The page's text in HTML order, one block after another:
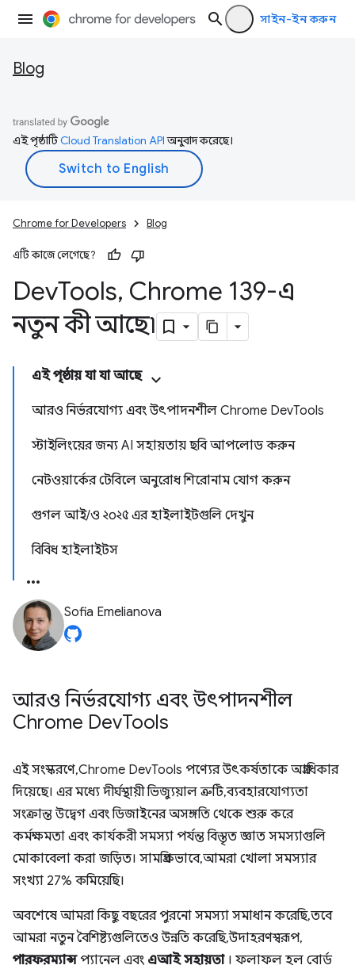
সাইন-ইন করুন
Blog
এই পৃষ্ঠাটিCloud Translation APIঅনুবাদ করেছে।
Chrome for Developers Blog
এটি কাজে লেগেছে?
DevTools, Chrome 139-এ
নতুন কী আছে৷
এই পৃষ্ঠায় যা যা আছে
আরও নির্ভরযোগ্য এবং উৎপাদনশীল Chrome DevTools
স্টাইলিংয়ের জন্য AI সহায়তায় ছবি আপলোড করুন
নেটওয়ার্কের টেবিলে অনুরোধ শিরোনাম যোগ করুন
গুগল আই/ও ২০২৫ এর হাইলাইটগুলি দেখুন
বিবিধ হাইলাইটস
Sofia Emelianova
আরও নির্ভরযোগ্য এবং উৎপাদনশীল
Chrome DevTools
এই সংস্করণে, Chrome DevTools পণ্যের উৎকর্ষতাকে অগ্রাধিকার
দিয়েছে। এর মধ্যে দীর্ঘস্থায়ী ভিজ্যুয়াল ত্রুটি, ব্যবহারযোগ্যতা
সংক্রান্ত উদ্বেগ এবং ডিজাইনের অসঙ্গতি থেকে শুরু করে
কর্মক্ষমতা এবং কার্যকরী সমস্যা পর্যন্ত বিস্তৃত জ্ঞাত সমস্যাগুলি
মোকাবেলা করা জড়িত। সামগ্রিকভাবে, আমরা খোলা সমস্যার
সংখ্যা 27% কমিয়েছি।
অবশেষে আমরা কিছু বছরের পুরনো সমস্যা সমাধান করেছি, তবে
আমরা নতুন বৈশিষ্ট্যগুলিতেও উন্নতি করেছি, উদাহরণস্বরূপ,
পারফরম্যান্সপ্যানেল এবং এআই সহায়তা। ফলাফল হল বোর্ড